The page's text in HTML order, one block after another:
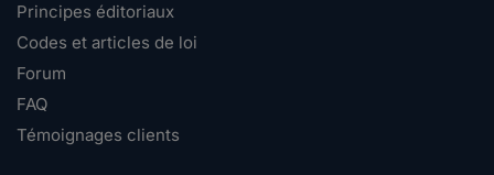
Principes éditoriaux
Codes et articles de loi
Forum
FAQ
Témoignages clients